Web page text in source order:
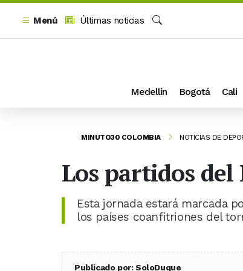
Menú
Últimas noticias
Medellín Bogotá Cali
MINUTO30 COLOMBIA NOTICIAS DE
Los partidos
Esta jornada estará marcada
los países coanfitriones del
Publicado por: SoloDuque